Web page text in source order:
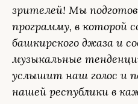
зрителей! Мы
программу, в которой
башкирского джаза и
музыкальные
услышит наш голос и
нашей республики в